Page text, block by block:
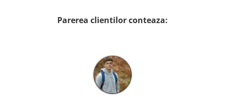
Parerea clientilor conteaza: